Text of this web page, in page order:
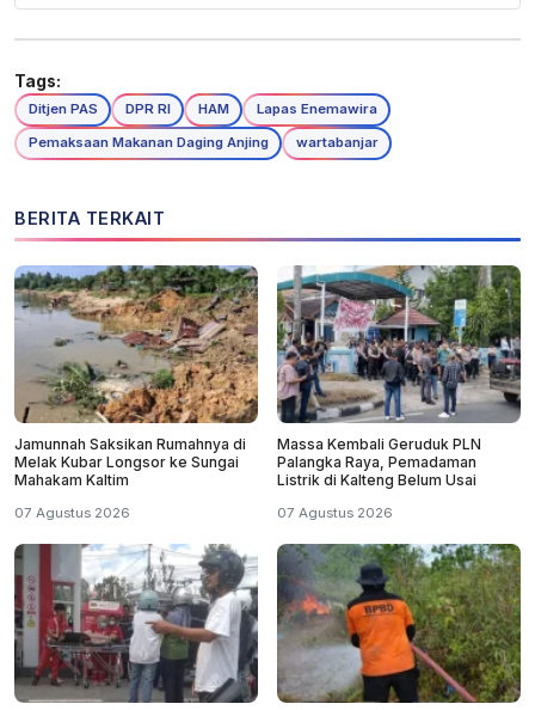
Tags:
Ditjen PAS DPR RI HAM
Lapas Enemawira
Pemaksaan Makanan Daging Anjing
wartabanjar
BERITA TERKAIT
Jamunnah Saksikan Rumahnya di
Melak Kubar Longsor ke Sungai
Mahakam Kaltim
07 Agustus 2026
Massa Kembali Geruduk PLN
Palangka Raya, Pemadaman
Listrik di Kalteng Belum Usai
07 Agustus 2026